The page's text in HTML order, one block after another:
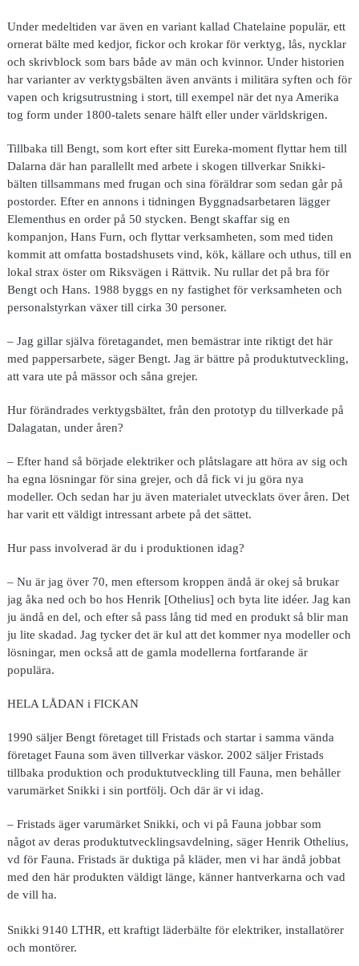
Under medeltiden var även en variant kallad Chatelaine populär, ett
ornerat bälte med kedjor, fickor och krokar för verktyg, lås, nycklar
och skrivblock som bars både av män och kvinnor. Under historien
har varianter av verktygsbälten även använts i militära syften och för
vapen och krigsutrustning i stort, till exempel när det nya Amerika
tog form under 1800-talets senare hälft eller under världskrigen.
Tillbaka till Bengt, som kort efter sitt Eureka-moment flyttar hem till
Dalarna där han parallellt med arbete i skogen tillverkar Snikki-
bälten tillsammans med frugan och sina föräldrar som sedan går på
postorder. Efter en annons i tidningen Byggnadsarbetaren lägger
Elementhus en order på 50 stycken. Bengt skaffar sig en
kompanjon, Hans Furn, och flyttar verksamheten, som med tiden
kommit att omfatta bostadshusets vind, kök, källare och uthus, till en
lokal strax öster om Riksvägen i Rättvik. Nu rullar det på bra för
Bengt och Hans. 1988 byggs en ny fastighet för verksamheten och
personalstyrkan växer till cirka 30 personer.
– Jag gillar själva företagandet, men bemästrar inte riktigt det här
med pappersarbete, säger Bengt. Jag är bättre på produktutveckling,
att vara ute på mässor och såna grejer.
Hur förändrades verktygsbältet, från den prototyp du tillverkade på
Dalagatan, under åren?
– Efter hand så började elektriker och plåtslagare att höra av sig och
ha egna lösningar för sina grejer, och då fick vi ju göra nya
modeller. Och sedan har ju även materialet utvecklats över åren. Det
har varit ett väldigt intressant arbete på det sättet.
Hur pass involverad är du i produktionen idag?
– Nu är jag över 70, men eftersom kroppen ändå är okej så brukar
jag åka ned och bo hos Henrik [Othelius] och byta lite idéer. Jag kan
ju ändå en del, och efter så pass lång tid med en produkt så blir man
ju lite skadad. Jag tycker det är kul att det kommer nya modeller och
lösningar, men också att de gamla modellerna fortfarande är
populära.
HELA LÅDAN i FICKAN
1990 säljer Bengt företaget till Fristads och startar i samma vända
företaget Fauna som även tillverkar väskor. 2002 säljer Fristads
tillbaka produktion och produktutveckling till Fauna, men behåller
varumärket Snikki i sin portfölj. Och där är vi idag.
– Fristads äger varumärket Snikki, och vi på Fauna jobbar som
något av deras produktutvecklingsavdelning, säger Henrik Othelius,
vd för Fauna. Fristads är duktiga på kläder, men vi har ändå jobbat
med den här produkten väldigt länge, känner hantverkarna och vad
de vill ha.
Snikki 9140 LTHR, ett kraftigt läderbälte för elektriker, installatörer
och montörer.